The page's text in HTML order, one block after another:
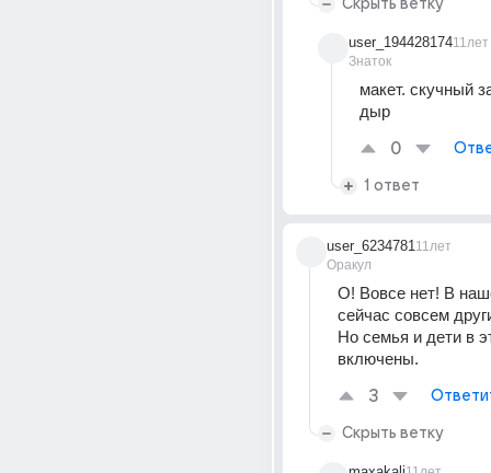
Скрыть ветку
user_194428174
Знаток
11лет
макет. скучный
дыр
0
1 ответ
user_6234781
Оракул
11лет
О! Вовсе нет! В
сейчас совсем
Но семья и дети в
включены.
3
Скрыть ветку